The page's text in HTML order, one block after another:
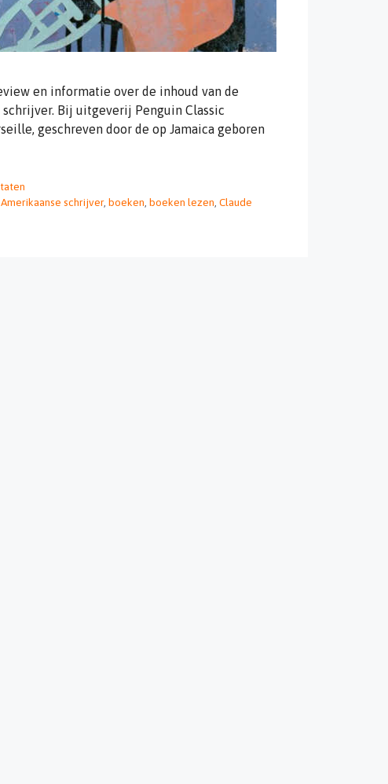
en informatie over de inhoud van de
Bij uitgeverij Penguin Classic
geschreven door de op Jamaica geboren
Amerikaanse schrijver, boeken boeken lezen Claude